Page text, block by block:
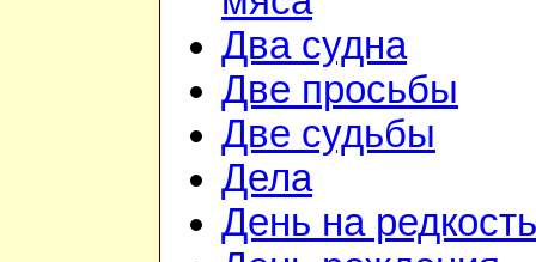
Два судна
Две просьбы
Две судьбы
Дела
День на редкость